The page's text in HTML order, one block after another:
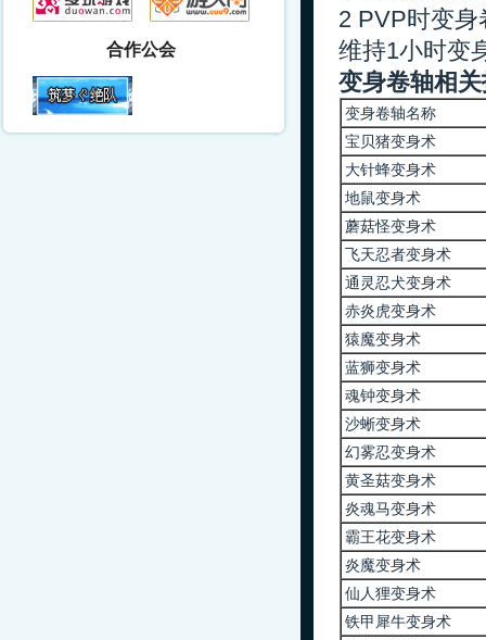
合作公会
2 PVP时变
维持1小时变
变身卷轴相
变身卷轴名称
宝贝猪变身术
大针蜂变身术
地鼠变身术
蘑菇怪变身术
飞天忍者变身术
通灵忍犬变身术
赤炎虎变身术
猿魔变身术
蓝狮变身术
魂钟变身术
沙蜥变身术
幻雾忍变身术
黄圣菇变身术
炎魂马变身术
霸王花变身术
炎魔变身术
仙人狸变身术
铁甲犀牛变身术